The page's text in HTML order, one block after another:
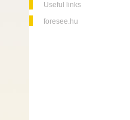
Useful links
foresee.hu